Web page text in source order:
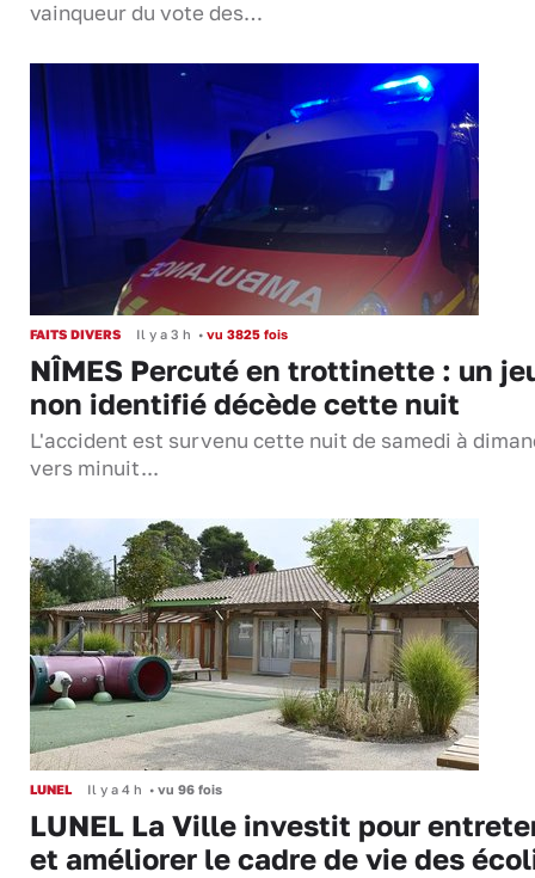
vainqueur du vote des…
FAITS DIVERS Il y a 3 h • vu 3825 fois
NÎMES Percuté en trottinette : un
non identifié décède cette nuit
L'accident est survenu cette nuit de samedi à
vers minuit...
LUNEL Il y a 4 h • vu 96 fois
LUNEL La Ville investit pour
et améliorer le cadre de vie des